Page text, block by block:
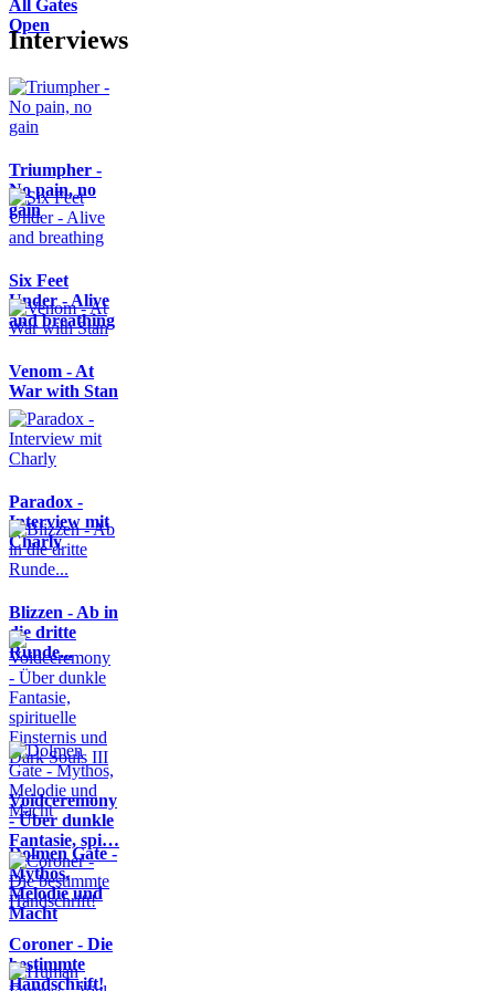
All Gates
Open
Interviews
Triumpher -
No pain, no
gain
Six Feet
Under - Alive
and breathing
Venom - At
War with Stan
Paradox -
Interview mit
Charly
Blizzen - Ab in
die dritte
Runde...
Voidceremony
- Über dunkle
Fantasie, spi…
Dolmen Gate -
Mythos,
Melodie und
Macht
Coroner - Die
bestimmte
Handschrift!